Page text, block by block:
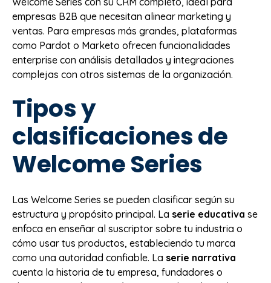
empresas B2B que necesitan alinear marketing y
ventas. Para empresas más grandes, plataformas
como Pardot o Marketo ofrecen funcionalidades
enterprise con análisis detallados y integraciones
complejas con otros sistemas de la organización.
Tipos y
clasificaciones de
Welcome Series
Las Welcome Series se pueden clasificar según su
estructura y propósito principal. La serie educativa se
enfoca en enseñar al suscriptor sobre tu industria o
cómo usar tus productos, estableciendo tu marca
como una autoridad confiable. La serie narrativa
cuenta la historia de tu empresa, fundadores o